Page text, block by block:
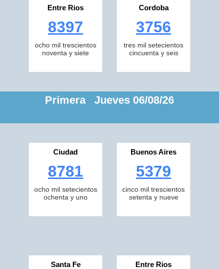
Entre Rios
8397
ocho mil trescientos
noventa y siete
Cordoba
3756
tres mil setecientos
cincuenta y seis
Primera Jueves 06/08/26
Ciudad
8781
ocho mil setecientos
ochenta y uno
Buenos Aires
5379
cinco mil trescientos
setenta y nueve
Santa Fe Entre Rios